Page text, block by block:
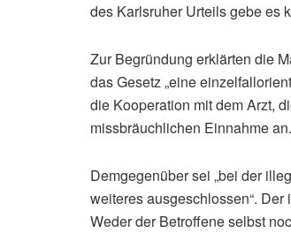
des Karlsruher Urteils gebe es
Zur Begründung erklärten die
das Gesetz „eine
die Kooperation mit dem Arzt,
missbräuchlichen Einnahme an.
Demgegenüber sei „bei der
weiteres ausgeschlossen“.
Weder der Betroffene selbst